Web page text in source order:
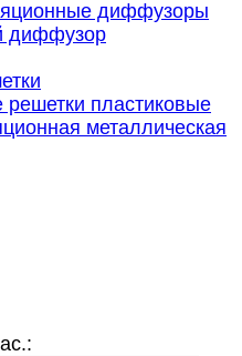
диффузоры
диффузор
пластиковые
металлическая